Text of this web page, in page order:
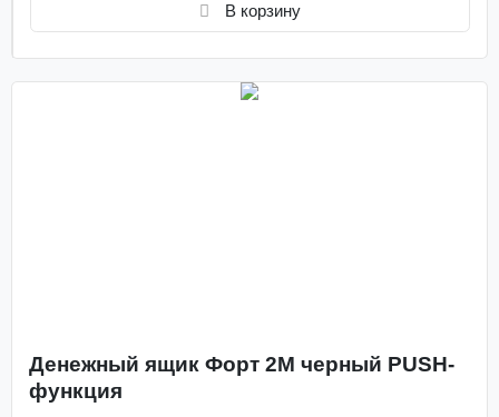
денежный ящик нижний
денежный ящик недорого
В корзину
Денежный ящик Форт 2М черный PUSH-
функция